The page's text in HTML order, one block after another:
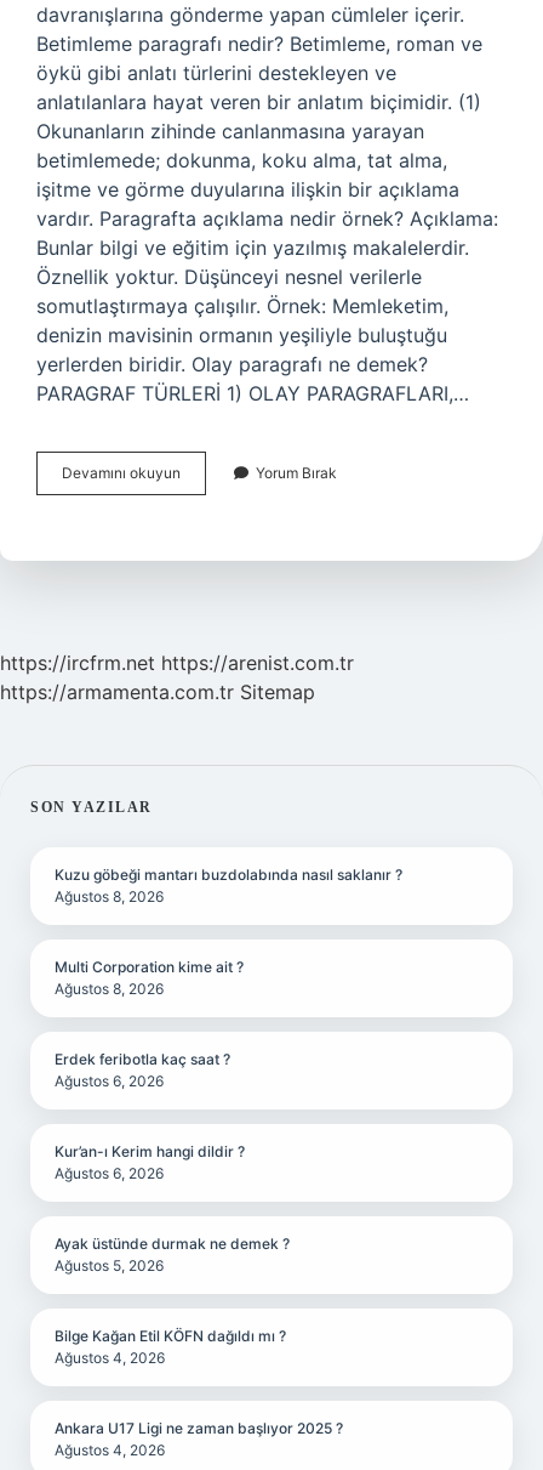
davranışlarına gönderme yapan cümleler içerir.
Betimleme paragrafı nedir? Betimleme, roman ve
öykü gibi anlatı türlerini destekleyen ve
anlatılanlara hayat veren bir anlatım biçimidir. (1)
Okunanların zihinde canlanmasına yarayan
betimlemede; dokunma, koku alma, tat alma,
işitme ve görme duyularına ilişkin bir açıklama
vardır. Paragrafta açıklama nedir örnek? Açıklama:
Bunlar bilgi ve eğitim için yazılmış makalelerdir.
Öznellik yoktur. Düşünceyi nesnel verilerle
somutlaştırmaya çalışılır. Örnek: Memleketim,
denizin mavisinin ormanın yeşiliyle buluştuğu
yerlerden biridir. Olay paragrafı ne demek?
PARAGRAF TÜRLERİ 1) OLAY PARAGRAFLARI,…
Devamını okuyun Çözümleme
Paragrafı
Yorum Bırak
https://ircfrm.net https://arenist.com.tr
https://armamenta.com.tr Sitemap
SIDEBAR
SON YAZILAR
Kuzu göbeği mantarı buzdolabında nasıl saklanır ?
Ağustos 8, 2026
Multi Corporation kime ait ?
Ağustos 8, 2026
Erdek feribotla kaç saat ?
Ağustos 6, 2026
Kur’an-ı Kerim hangi dildir ?
Ağustos 6, 2026
Ayak üstünde durmak ne demek ?
Ağustos 5, 2026
Bilge Kağan Etil KÖFN dağıldı mı ?
Ağustos 4, 2026
Ankara U17 Ligi ne zaman başlıyor 2025 ?
Ağustos 4, 2026